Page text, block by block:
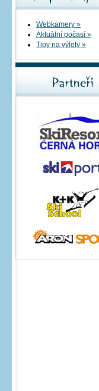
Webkamery »
Aktuální počasí »
Tipy na výlety »